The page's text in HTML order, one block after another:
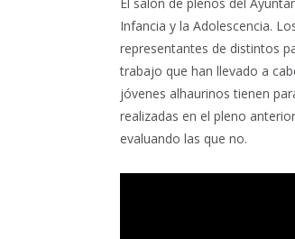
Infancia y la Adolescencia.
representantes de distintos
trabajo que han llevado a
jóvenes alhaurinos tienen
realizadas en el pleno
evaluando las que no.